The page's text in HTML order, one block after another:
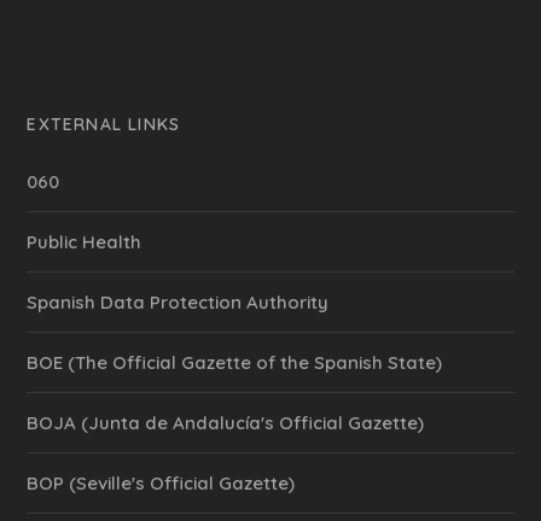
EXTERNAL LINKS
060
Public Health
Spanish Data Protection Authority
BOE (The Official Gazette of the Spanish State)
BOJA (Junta de Andalucía's Official Gazette)
BOP (Seville's Official Gazette)